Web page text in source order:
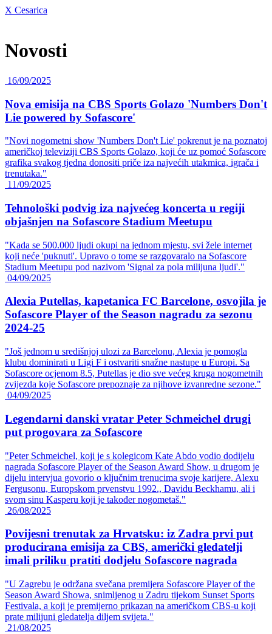
X Cesarica
Novosti
16/09/2025
Nova emisija na CBS Sports Golazo 'Numbers Don't
Lie powered by Sofascore'
"Novi nogometni show 'Numbers Don't Lie' pokrenut je na poznatoj
američkoj televiziji CBS Sports Golazo, koji će uz pomoć Sofascore
grafika svakog tjedna donositi priče iza najvećih utakmica, igrača i
trenutaka."
11/09/2025
Tehnološki podvig iza najvećeg koncerta u regiji
objašnjen na Sofascore Stadium Meetupu
"Kada se 500.000 ljudi okupi na jednom mjestu, svi žele internet
koji neće 'puknuti'. Upravo o tome se razgovaralo na Sofascore
Stadium Meetupu pod nazivom 'Signal za pola milijuna ljudi'."
04/09/2025
Alexia Putellas, kapetanica FC Barcelone, osvojila je
Sofascore Player of the Season nagradu za sezonu
2024-25
"Još jednom u središnjoj ulozi za Barcelonu, Alexia je pomogla
klubu dominirati u Ligi F i ostvariti snažne nastupe u Europi. Sa
Sofascore ocjenom 8.5, Putellas je dio sve većeg kruga nogometnih
zvijezda koje Sofascore prepoznaje za njihove izvanredne sezone."
04/09/2025
Legendarni danski vratar Peter Schmeichel drugi
put progovara za Sofascore
"Peter Schmeichel, koji je s kolegicom Kate Abdo vodio dodijelu
nagrada Sofascore Player of the Season Award Show, u drugom je
dijelu intervjua govorio o ključnim trenucima svoje karijere, Alexu
Fergusonu, Europskom prvenstvu 1992., Davidu Beckhamu, ali i
svom sinu Kasperu koji je također nogometaš."
26/08/2025
Povijesni trenutak za Hrvatsku: iz Zadra prvi put
producirana emisija za CBS, američki gledatelji
imali priliku pratiti dodjelu Sofascore nagrada
"U Zagrebu je održana svečana premijera Sofascore Player of the
Season Award Showa, snimljenog u Zadru tijekom Sunset Sports
Festivala, a koji je premijerno prikazan na američkom CBS-u koji
prate milijuni gledatelja diljem svijeta."
21/08/2025